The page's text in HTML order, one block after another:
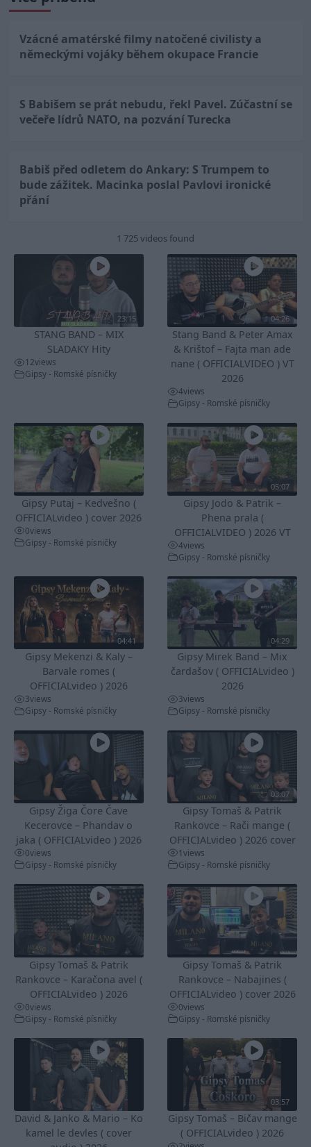
Vzácné amatérské filmy natočené civilisty a
německými vojáky během okupace Francie
S Babišem se prát nebudu, řekl Pavel. Zúčastní se
večeře lídrů NATO, na pozvání Turecka
Babiš před odletem do Ankary: S Trumpem to
bude zážitek. Macinka poslal Pavlovi ironické
přání
1 725 videos found
23:15
STANG BAND – MIX
SLADAKY Hity
12views
Gipsy - Romské písničky
04:26
Stang Band & Peter Amax
& Krištof – Fajta man ade
nane ( OFFICIALVIDEO ) VT
2026
4views
Gipsy - Romské písničky
Gipsy Putaj – Kedvešno (
OFFICIALvideo ) cover 2026
0views
Gipsy - Romské písničky
05:07
Gipsy Jodo & Patrik –
Phena prala (
OFFICIALVIDEO ) 2026 VT
4views
Gipsy - Romské písničky
04:41
Gipsy Mekenzi & Kaly –
Barvale romes (
OFFICIALvideo ) 2026
3views
Gipsy - Romské písničky
04:29
Gipsy Mirek Band – Mix
čardašov ( OFFICIALvideo )
2026
3views
Gipsy - Romské písničky
Gipsy Žiga Čore Čave
Kecerovce – Phandav o
jaka ( OFFICIALvideo ) 2026
0views
Gipsy - Romské písničky
03:07
Gipsy Tomaš & Patrik
Rankovce – Rači mange (
OFFICIALvideo ) 2026 cover
1views
Gipsy - Romské písničky
Gipsy Tomaš & Patrik
Rankovce – Karačona avel (
OFFICIALvideo ) 2026
0views
Gipsy - Romské písničky
Gipsy Tomaš & Patrik
Rankovce – Nabajines (
OFFICIALvideo ) cover 2026
0views
Gipsy - Romské písničky
David & Janko & Mario – Ko
kamel le devles ( cover
03:57
Gipsy Tomaš – Bičav mange
( OFFICIALvideo ) 2026